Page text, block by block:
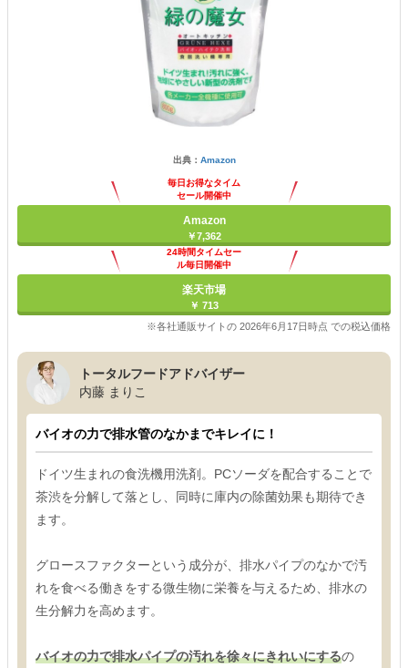
出典： Amazon
毎日お得なタイム
セール開催中
Amazon
￥7,362
24時間タイムセー
ル毎日開催中
楽天市場
￥ 713
※各社通販サイトの 2026年6月17日時点 での税込価格
トータルフードアドバイザー
内藤 まりこ
バイオの力で排水管のなかまでキレイに！
ドイツ生まれの食洗機用洗剤。PCソーダを配合することで
茶渋を分解して落とし、同時に庫内の除菌効果も期待でき
ます。
グロースファクターという成分が、排水パイプのなかで汚
れを食べる働きをする微生物に栄養を与えるため、排水の
生分解力を高めます。
バイオの力で排水パイプの汚れを徐々にきれいにするの